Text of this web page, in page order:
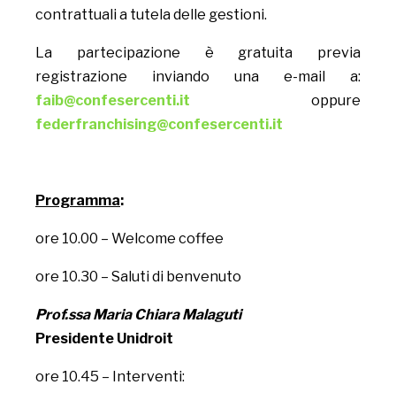
contrattuali a tutela delle gestioni.
La partecipazione è gratuita previa
registrazione inviando una e-mail a:
faib@confesercenti.it oppure
federfranchising@confesercenti.it
Programma:
ore 10.00 – Welcome coffee
ore 10.30 – Saluti di benvenuto
Prof.ssa Maria Chiara Malaguti
Presidente Unidroit
ore 10.45 – Interventi: